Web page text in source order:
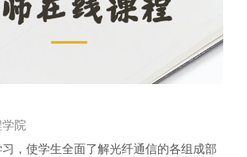
院
，使学生全面了解光纤通信的各组成部